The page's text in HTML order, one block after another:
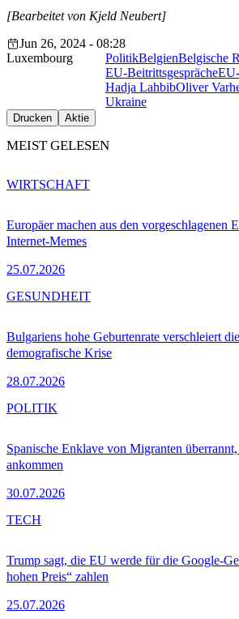
[Bearbeitet von Kjeld Neubert]
Jun 26, 2024 - 08:28
Luxembourg
PolitikBelgienBelgische
EU-Beitrittsgespräche
Hadja LahbibOliver
Ukraine
Drucken Aktie
MEIST GELESEN
Europäer machen aus den vorgeschlagenen
Internet-Memes
25.07.2026
WIRTSCHAFT
Bulgariens hohe Geburtenrate verschleiert
demografische Krise
28.07.2026
GESUNDHEIT
Spanische Enklave von Migranten
ankommen
30.07.2026
POLITIK
Trump sagt, die EU werde für die Google-
hohen Preis“ zahlen
25.07.2026
TECH